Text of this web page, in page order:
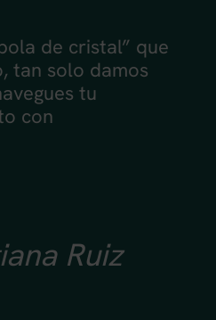
de cristal” que
tan solo damos
tu
con
Ruiz